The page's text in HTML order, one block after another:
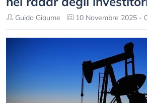
Guido Giaume 10 Novembre 2025 -